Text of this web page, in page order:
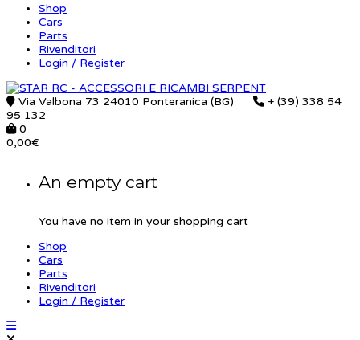
Shop
Cars
Parts
Rivenditori
Login / Register
Via Valbona 73 24010 Ponteranica (BG)
+ (39) 338 54
95 132
0
0,00€
An empty cart
You have no item in your shopping cart
Shop
Cars
Parts
Rivenditori
Login / Register